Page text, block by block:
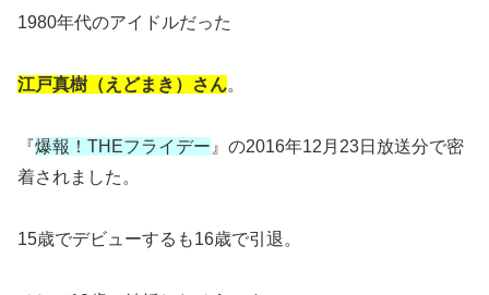
1980年代のアイドルだった
江戸真樹（えどまき）さん。
『爆報！THEフライデー 』の2016年12月23日放送分で密
着されました。
15歳でデビューするも16歳で引退。